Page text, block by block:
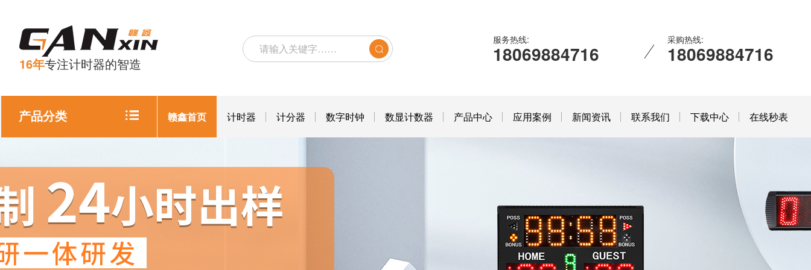
16年专注计时器的智造
服务热线:
18069884716
采购热线:
18069884716
产品分类 赣鑫首页 计时器 计分器 数字时钟 数显计数器 产品中心 应用案例 新闻资讯 联系我们 下载中心 在线秒表